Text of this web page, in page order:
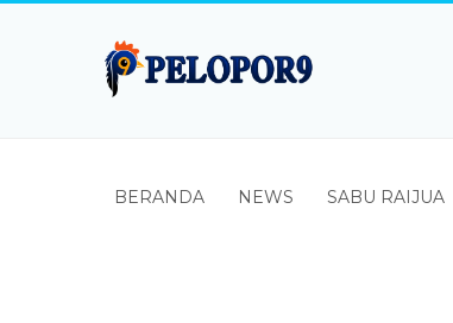
BERANDA NEWS SABU RAIJUA